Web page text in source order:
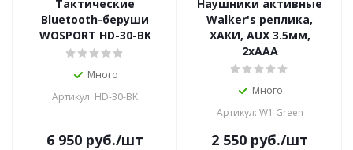
Тактические
Bluetooth-беруши
WOSPORT HD-30-BK
Много
Артикул: HD-30-BK
6 950 руб./шт
Наушники активные
Walker's реплика,
ХАКИ, AUX 3.5мм,
2xAAA
Много
Артикул: W1 Green
2 550 руб./шт